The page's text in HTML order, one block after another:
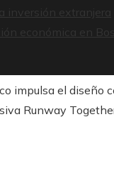
inversión extranjera
económica en
impulsa el diseño
Runway